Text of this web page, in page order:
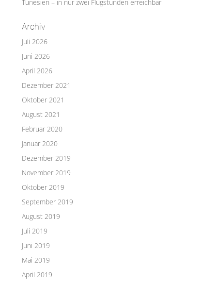
Tunesien – in nur zwei Flugstunden erreichbar
Archiv
Juli 2026
Juni 2026
April 2026
Dezember 2021
Oktober 2021
August 2021
Februar 2020
Januar 2020
Dezember 2019
November 2019
Oktober 2019
September 2019
August 2019
Juli 2019
Juni 2019
Mai 2019
April 2019